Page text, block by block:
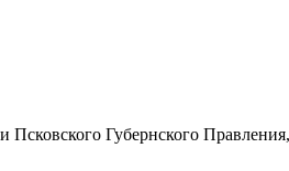
Губернского